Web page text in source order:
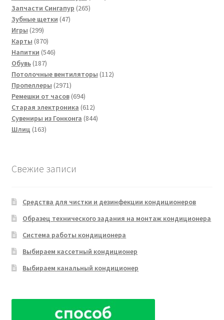
Запчасти Сингапур 265265
Зубные щетки 4747
Игры 299299
товаров
Карты 870870
товаров
Напитки 546546
Обувь 187187
товаров
Потолочные вентиляторы 112112
Пропеллеры 29712971
товар
Ремешки от часов 694694
товара
Старая электроника 612612
товаров
Сувениры из Гонконга 844844
Шлиц 163163
Свежие записи
Средства для чистки и дезинфекции кондиционеров
Образец технического задания на монтаж кондиционера
Система работы кондиционера
Выбираем кассетный кондиционер
Выбираем канальный кондиционер